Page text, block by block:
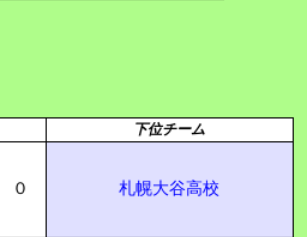
下位チーム
０ 札幌大谷高校